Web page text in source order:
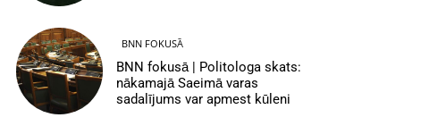
BNN FOKUSĀ
BNN fokusā | Politologa skats:
nākamajā Saeimā varas
sadalījums var apmest kūleni